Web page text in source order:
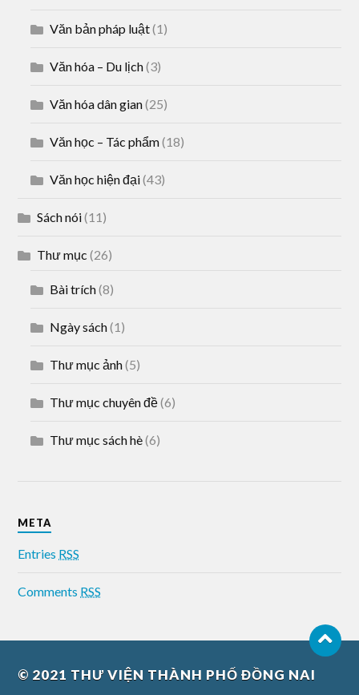
Văn bản pháp luật(1)
Văn hóa – Du lịch(3)
Văn hóa dân gian(25)
Văn học – Tác phẩm(18)
Văn học hiện đại(43)
Sách nói(11)
Thư mục (26)
Bài trích(8)
Ngày sách(1)
Thư mục ảnh(5)
Thư mục chuyên đề(6)
Thư mục sách hè(6)
META
Entries RSS
Comments RSS
© 2021 THƯ VIỆN THÀNH PHỐ ĐỒNG NAI